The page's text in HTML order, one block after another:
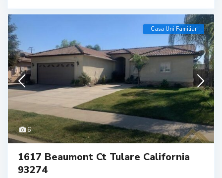
6
Casa Uni Familiar
1617 Beaumont Ct Tulare California
93274